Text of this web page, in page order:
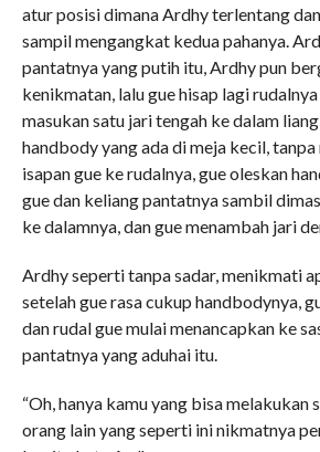
atur posisi dimana Ardhy terlentang
sampil mengangkat kedua pahanya.
pantatnya yang putih itu, Ardhy pun
kenikmatan, lalu gue hisap lagi
masukan satu jari tengah ke dalam
handbody yang ada di meja kecil,
isapan gue ke rudalnya, gue oleskan
gue dan keliang pantatnya sambil
ke dalamnya, dan gue menambah jari
Ardhy seperti tanpa sadar, menikmati
setelah gue rasa cukup handbodynya,
dan rudal gue mulai menancapkan ke
pantatnya yang aduhai itu.
“Oh, hanya kamu yang bisa melakukan
orang lain yang seperti ini nikmatnya